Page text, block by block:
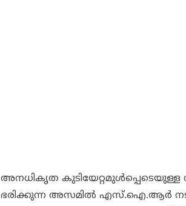
അനധികൃത
ഭരിക്കുന്ന അസമില്‍ എസ്.ഐ.ആര്‍